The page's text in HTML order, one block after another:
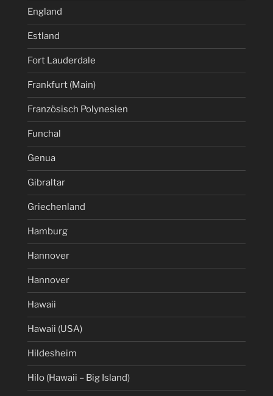
England
Estland
Fort Lauderdale
Frankfurt (Main)
Französisch Polynesien
Funchal
Genua
Gibraltar
Griechenland
Hamburg
Hannover
Hannover
Hawaii
Hawaii (USA)
Hildesheim
Hilo (Hawaii – Big Island)